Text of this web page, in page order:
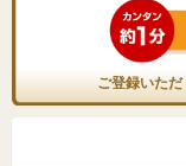
ご登録いただ